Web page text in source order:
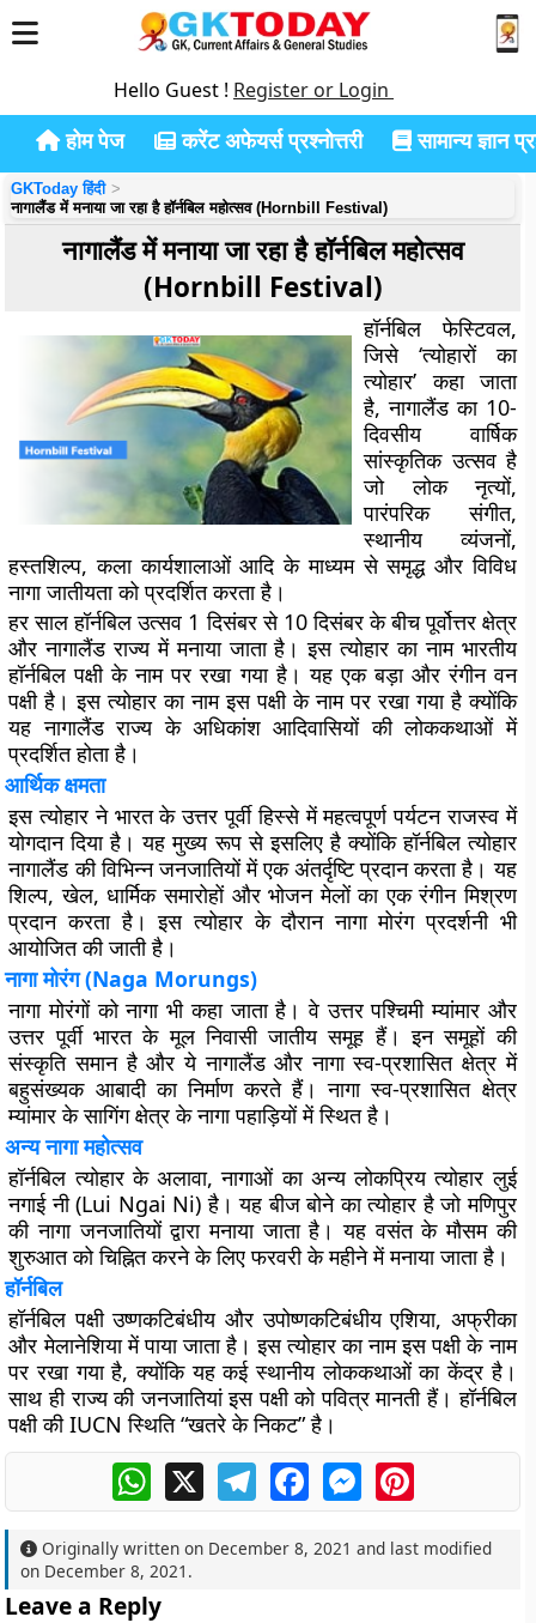
Hello Guest ! Register or Login
होम पेज करेंट अफेयर्स प्रश्नोत्तरी सामान्य ज्ञान
GKToday हिंदी
नागालैंड में मनाया जा रहा है हॉर्नबिल महोत्सव (Hornbill Festival)
नागालैंड में मनाया जा रहा है हॉर्नबिल महोत्सव
(Hornbill Festival)
हॉर्नबिल फेस्टिवल,
जिसे ‘त्योहारों का
त्योहार’ कहा जाता
है, नागालैंड का 10-
दिवसीय वार्षिक
सांस्कृतिक उत्सव है
जो लोक नृत्यों,
पारंपरिक संगीत,
स्थानीय व्यंजनों,
हस्तशिल्प, कला कार्यशालाओं आदि के माध्यम से समृद्ध और विविध
नागा जातीयता को प्रदर्शित करता है।
हर साल हॉर्नबिल उत्सव 1 दिसंबर से 10 दिसंबर के बीच पूर्वोत्तर क्षेत्र
और नागालैंड राज्य में मनाया जाता है। इसत्योहार का नाम भारतीय
हॉर्नबिल पक्षी के नाम पर रखा गया है। यह एक बड़ा और रंगीन वन
पक्षी है। इस त्योहार का नाम इस पक्षी के नाम पर रखा गया है क्योंकि
यह नागालैंड राज्य के अधिकांश आदिवासियों की लोककथाओं में
प्रदर्शित होता है।
आर्थिक क्षमता
इस त्योहार ने भारत के उत्तर पूर्वी हिस्से में महत्वपूर्ण पर्यटन राजस्व में
योगदान दिया है। यह मुख्य रूप से इसलिए है क्योंकि हॉर्नबिल त्योहार
नागालैंड की विभिन्न जनजातियों में एक अंतर्दृष्टि प्रदान करता है। यह
शिल्प, खेल, धार्मिक समारोहों और भोजन मेलों का एक रंगीन मिश्रण
प्रदान करता है। इस त्योहार के दौरान नागा मोरंग प्रदर्शनी भी
आयोजित की जाती है।
नागा मोरंग (Naga Morungs)
नागा मोरंगों को नागा भी कहा जाता है। वे उत्तर पश्चिमी म्यांमार और
उत्तर पूर्वी भारत के मूल निवासी जातीय समूह हैं। इन समूहों की
संस्कृति समान है और ये नागालैंड और नागा स्व-प्रशासित क्षेत्र में
बहुसंख्यक आबादी का निर्माण करते हैं। नागा स्व-प्रशासित क्षेत्र
म्यांमार के सागिंग क्षेत्र के नागा पहाड़ियों में स्थित है।
अन्य नागा महोत्सव
हॉर्नबिल त्योहार के अलावा, नागाओं का अन्य लोकप्रिय त्योहार लुई
नगाई नी (Lui Ngai Ni) है। यह बीज बोने का त्योहार है जो मणिपुर
की नागा जनजातियों द्वारा मनाया जाता है। यह वसंत के मौसम की
शुरुआत को चिह्नित करने के लिए फरवरी के महीने में मनाया जाता है।
हॉर्नबिल
हॉर्नबिल पक्षी उष्णकटिबंधीय और उपोष्णकटिबंधीय एशिया, अफ्रीका
और मेलानेशिया में पाया जाता है। इस त्योहार का नाम इस पक्षी के नाम
पर रखा गया है, क्योंकि यह कई स्थानीय लोककथाओं का केंद्र है।
साथ ही राज्य की जनजातियां इस पक्षी को पवित्र मानती हैं। हॉर्नबिल
पक्षी की IUCN स्थिति “खतरे के निकट” है।
WhatsApp
X TelegramFacebookMessengerPinterest
Originally written on December 8, 2021 and last modified
on December 8, 2021 .
Leave a Reply